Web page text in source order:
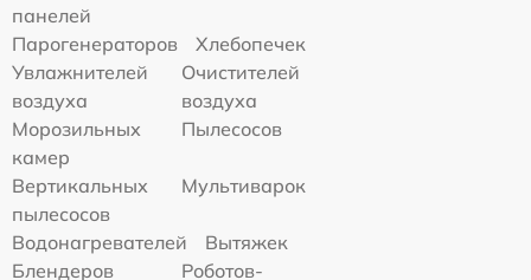
панелей
Парогенераторов
Хлебопечек
Увлажнителей
воздуха
Очистителей
воздуха
Морозильных
камер
Пылесосов
Вертикальных
пылесосов
Мультиварок
Водонагревателей
Вытяжек
Блендеров
Роботов-